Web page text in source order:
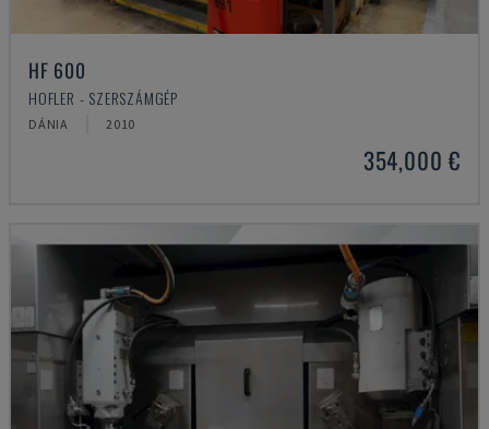
HF 600
HOFLER - SZERSZÁMGÉP
DÁNIA 2010
354,000 €